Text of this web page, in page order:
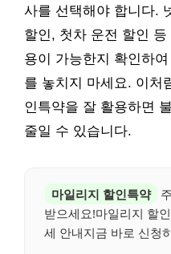
사를 선택해야 합니다.
할인, 첫차 운전 할인
용이 가능한지 확인하
를 놓치지 마세요. 이처
인특약을 잘 활용하면
줄일 수 있습니다.
마일리지 할인특약
받으세요!마일리지 할
세 안내지금 바로 신청